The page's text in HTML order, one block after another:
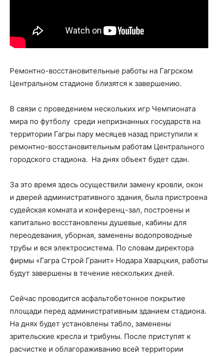
Ремонтно-восстановительные работы на Гагрском
Центральном стадионе близятся к завершению.
В связи с проведением нескольких игр Чемпионата
мира по футболу среди непризнанных государств на
территории Гагры пару месяцев назад приступили к
ремонтно-восстановительным работам Центрального
городского стадиона. На днях объект будет сдан.
За это время здесь осуществили замену кровли, окон
и дверей административного здания, была пристроена
судейская комната и конференц-зал, построены и
капитально восстановлены душевые, кабины для
переодевания, уборная, заменены водопроводные
трубы и вся электросистема. По словам директора
фирмы «Гагра Строй Гранит» Нодара Хварцкия, работы
будут завершены в течение нескольких дней.
Сейчас проводится асфальтобетонное покрытие
площади перед административным зданием стадиона.
На днях будет установлены табло, заменены
зрительские кресла и трибуны. После приступят к
расчистке и облагораживанию всей территории